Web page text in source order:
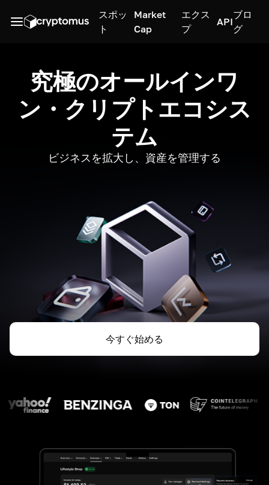
スポッ
ト
Market
Cap
エクス
プ
API
ブロ
グ
究極のオールインワ
ン・クリプトエコシス
テム
ビジネスを拡大し、資産を管理する
今すぐ始める